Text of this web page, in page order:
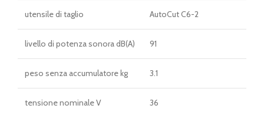
utensile di taglio AutoCut C6-2
livello di potenza sonora dB(A) 91
peso senza accumulatore kg 3.1
tensione nominale V 36